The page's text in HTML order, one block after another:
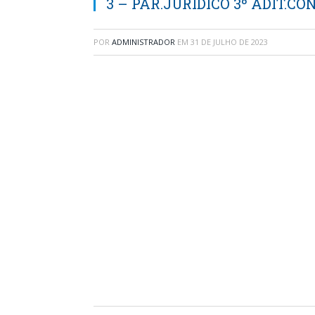
POR ADMINISTRADOR EM 31 DE JULHO DE 2023